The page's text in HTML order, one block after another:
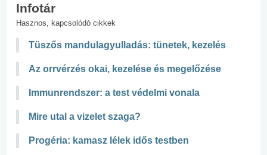
Infotár
Hasznos, kapcsolódó cikkek
Tüszős mandulagyulladás: tünetek, kezelés
Az orrvérzés okai, kezelése és megelőzése
Immunrendszer: a test védelmi vonala
Mire utal a vizelet szaga?
Progéria: kamasz lélek idős testben